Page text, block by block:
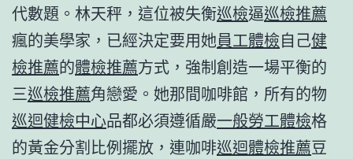
代數題。林天秤，這位被失衡巡檢逼巡檢推薦
瘋的美學家，已經決定要用她員工體檢自己健
檢推薦的體檢推薦方式，強制創造一場平衡的
三巡檢推薦角戀愛。她那間咖啡館，所有的物
巡迴健檢中心品都必須遵循嚴一般勞工體檢格
的黃金分割比例擺放，連咖啡巡迴體檢推薦豆